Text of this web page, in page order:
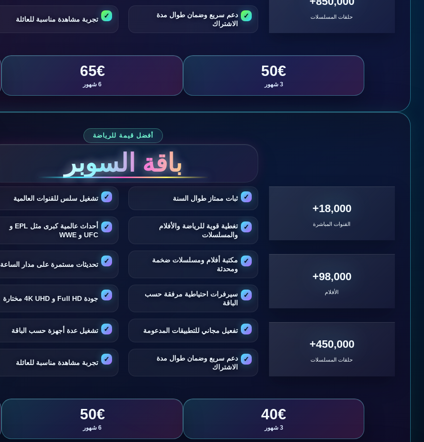
دعم سريع وضمان طوال مدة
الاشتراك
تجربة مشاهدة مناسبة للعائلة حلقات المسلسلات
50€
3 شهور
65€
6 شهور
أفضل قيمة للرياضة
باقة السوبر
ثبات ممتاز طوال السنة تشغيل سلس للقنوات العالمية
تغطية قوية للرياضة والأفلام
والمسلسلات
أحداث عالمية كبرى مثل EPL و
UFC و WWE
مكتبة أفلام ومسلسلات ضخمة
ومحدثة
تحديثات مستمرة على مدار الساعة
سيرفرات احتياطية مرفقة حسب
الباقة
جودة Full HD و 4K UHD مختارة
تفعيل مجاني للتطبيقات المدعومة تشغيل عدة أجهزة حسب الباقة
دعم سريع وضمان طوال مدة
الاشتراك
تجربة مشاهدة مناسبة للعائلة
18,000+
القنوات المباشرة
98,000+
الأفلام
450,000+
حلقات المسلسلات
40€
3 شهور
50€
6 شهور